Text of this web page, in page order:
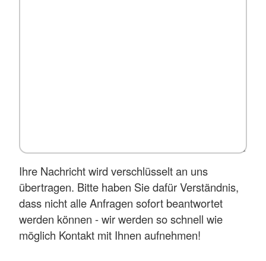
Ihre Nachricht wird verschlüsselt an uns
übertragen. Bitte haben Sie dafür Verständnis,
dass nicht alle Anfragen sofort beantwortet
werden können - wir werden so schnell wie
möglich Kontakt mit Ihnen aufnehmen!